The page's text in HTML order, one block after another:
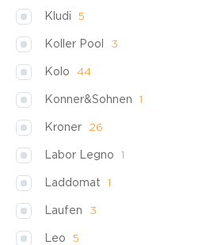
Kludi 5
Koller Pool 3
Kolo 44
Konner&Sohnen 1
Kroner 26
Labor Legno 1
Laddomat 1
Laufen 3
Leo 5